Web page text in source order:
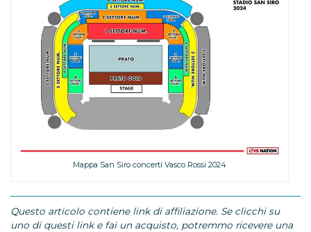
Mappa San Siro concerti Vasco Rossi 2024
Questo articolo contiene link di affiliazione. Se clicchi su
uno di questi link e fai un acquisto, potremmo ricevere una